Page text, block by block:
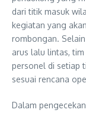
dari titik masuk
kegiatan yang
rombongan.
arus lalu lintas,
personel di setiap
sesuai rencana
Dalam